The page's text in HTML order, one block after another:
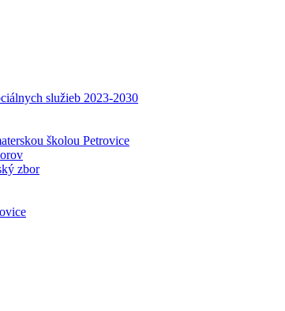
služieb 2023-2030
školou Petrovice
zbor